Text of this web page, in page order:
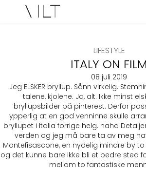
LIFESTYLE
ITALY ON FILM
08 juli 2019
Jeg ELSKER bryllup. Sånn virkelig.
talene, kjolene. Ja, alt. Ikke minst
bryllupsbilder på pinterest. Derfor
ypperlig at en god venninne skulle
bryllupet i Italia forrige helg. haha
verden og jeg må bare ta av meg
Montefisascone, en nydelig mindre by
og det kunne bare ikke bli et bedre sted
mellom to fantastiske